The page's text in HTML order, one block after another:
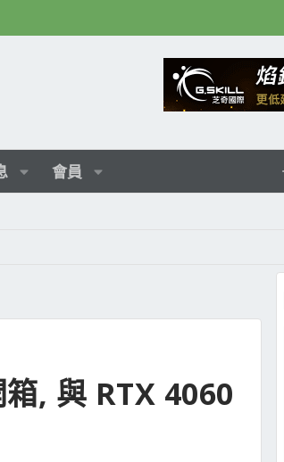
會員
, 與 RTX 4060